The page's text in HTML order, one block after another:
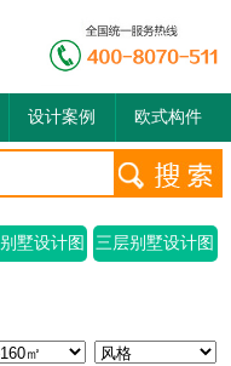
设计案例 欧式构件
墅设计图 三层别墅设计图